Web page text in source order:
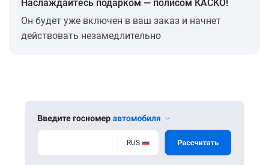
Наслаждайтесь подарком — полисом КАСКО!
Он будет уже включен в ваш заказ и начнет
действовать незамедлительно